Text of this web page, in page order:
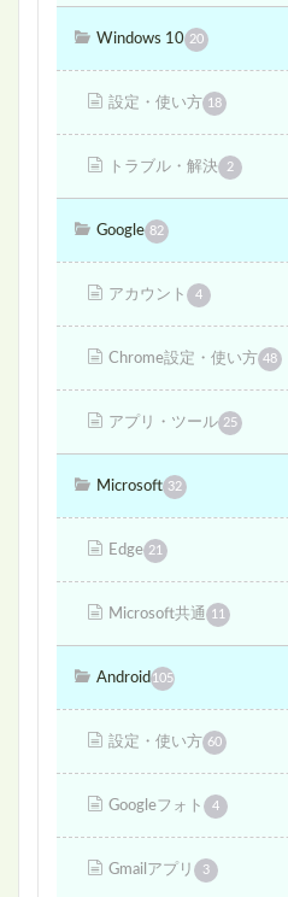
Windows 10 20
設定・使い方 18
トラブル・解決 2
Google 82
アカウント 4
Chrome設定・使い方 48
アプリ・ツール 25
Microsoft 32
Edge 21
Microsoft共通 11
Android 105
設定・使い方 60
Googleフォト 4
Gmailアプリ 3